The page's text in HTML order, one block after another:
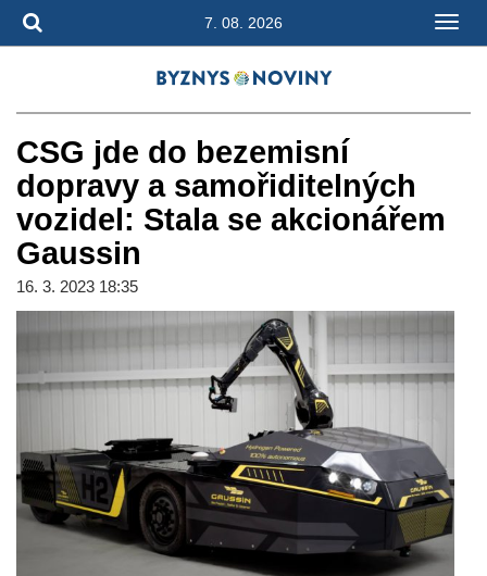
7. 08. 2026
CSG jde do bezemisní
dopravy a samořiditelných
vozidel: Stala se akcionářem
Gaussin
16. 3. 2023 18:35